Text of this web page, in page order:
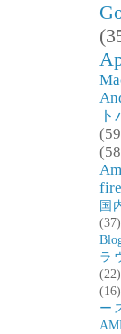
国
(37)
ラ
(22)
(16)
ー